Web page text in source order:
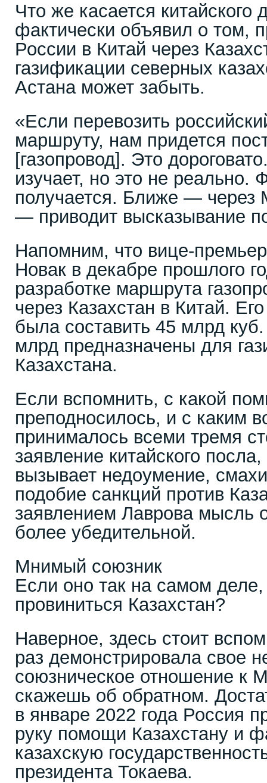
Что же касается китайского
фактически объявил о том,
России в Китай через
газификации северных
Астана может забыть.
«Если перевозить
маршруту, нам придется
[газопровод]. Это
изучает, но это не реально.
получается. Ближе —
— приводит высказывание
Напомним, что вице-
Новак в декабре прошлого
разработке маршрута
через Казахстан в Китай.
была составить 45 млрд
млрд предназначены для
Казахстана.
Если вспомнить, с какой
преподносилось, и с каким
принималось всеми тремя
заявление китайского
вызывает недоумение,
подобие санкций против
заявлением Лаврова мысль
более убедительной.
Мнимый союзник
Если оно так на самом
провиниться Казахстан?
Наверное, здесь стоит
раз демонстрировала свое
союзническое отношение к
скажешь об обратном.
в январе 2022 года Россия
руку помощи Казахстану и
казахскую
президента Токаева.